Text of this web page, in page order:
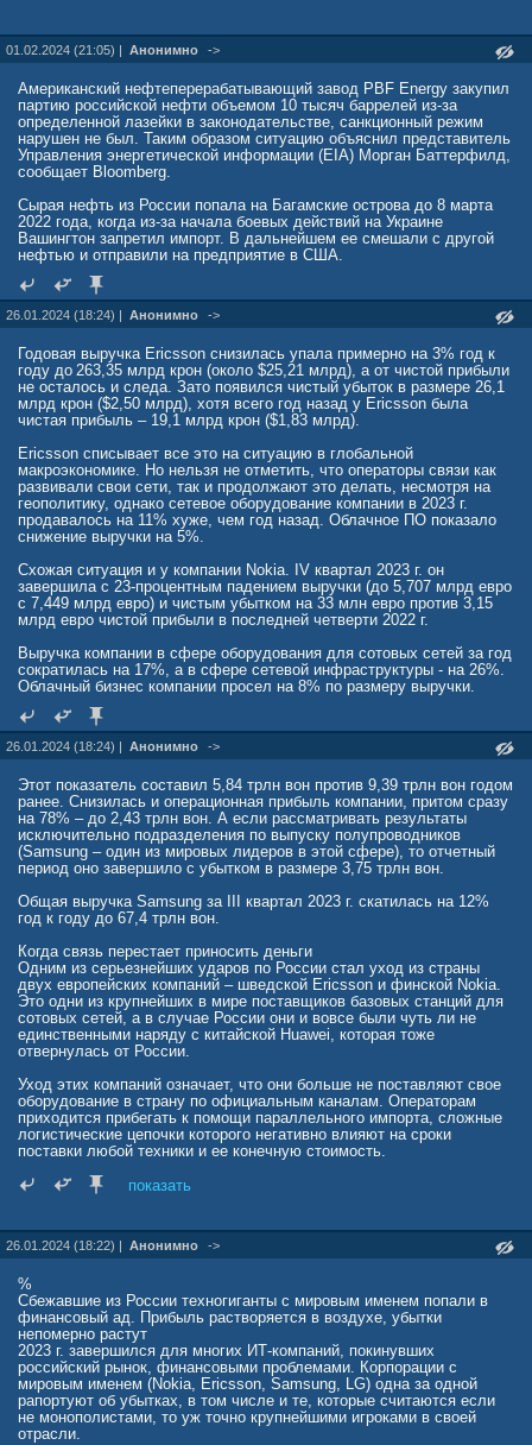
01.02.2024 (21:05) | Анонимно ->
Американский нефтеперерабатывающий завод PBF Energy закупил
партию российской нефти объемом 10 тысяч баррелей из-за
определенной лазейки в законодательстве, санкционный режим
нарушен не был. Таким образом ситуацию объяснил представитель
Управления энергетической информации (EIA) Морган Баттерфилд,
сообщает Bloomberg.
Сырая нефть из России попала на Багамские острова до 8 марта
2022 года, когда из-за начала боевых действий на Украине
Вашингтон запретил импорт. В дальнейшем ее смешали с другой
нефтью и отправили на предприятие в США.
26.01.2024 (18:24) | Анонимно ->
Годовая выручка Ericsson снизилась упала примерно на 3% год к
году до 263,35 млрд крон (около $25,21 млрд), а от чистой прибыли
не осталось и следа. Зато появился чистый убыток в размере 26,1
млрд крон ($2,50 млрд), хотя всего год назад у Ericsson была
чистая прибыль – 19,1 млрд крон ($1,83 млрд).
Ericsson списывает все это на ситуацию в глобальной
макроэкономике. Но нельзя не отметить, что операторы связи как
развивали свои сети, так и продолжают это делать, несмотря на
геополитику, однако сетевое оборудование компании в 2023 г.
продавалось на 11% хуже, чем год назад. Облачное ПО показало
снижение выручки на 5%.
Схожая ситуация и у компании Nokia. IV квартал 2023 г. он
завершила с 23-процентным падением выручки (до 5,707 млрд евро
с 7,449 млрд евро) и чистым убытком на 33 млн евро против 3,15
млрд евро чистой прибыли в последней четверти 2022 г.
Выручка компании в сфере оборудования для сотовых сетей за год
сократилась на 17%, а в сфере сетевой инфраструктуры - на 26%.
Облачный бизнес компании просел на 8% по размеру выручки.
26.01.2024 (18:24) | Анонимно ->
Этот показатель составил 5,84 трлн вон против 9,39 трлн вон годом
ранее. Снизилась и операционная прибыль компании, притом сразу
на 78% – до 2,43 трлн вон. А если рассматривать результаты
исключительно подразделения по выпуску полупроводников
(Samsung – один из мировых лидеров в этой сфере), то отчетный
период оно завершило с убытком в размере 3,75 трлн вон.
Общая выручка Samsung за III квартал 2023 г. скатилась на 12%
год к году до 67,4 трлн вон.
Когда связь перестает приносить деньги
Одним из серьезнейших ударов по России стал уход из страны
двух европейских компаний – шведской Ericsson и финской Nokia.
Это одни из крупнейших в мире поставщиков базовых станций для
сотовых сетей, а в случае России они и вовсе были чуть ли не
единственными наряду с китайской Huawei, которая тоже
отвернулась от России.
Уход этих компаний означает, что они больше не поставляют свое
оборудование в страну по официальным каналам. Операторам
приходится прибегать к помощи параллельного импорта, сложные
логистические цепочки которого негативно влияют на сроки
поставки любой техники и ее конечную стоимость.
Для Ericsson IV квартал 2023 г. завершился выручкой 71,88 млрд
отчетный период рухнула на 45% – год назад она была в пределах
6,19 млрд крон, а теперь – лишь 3,41 млрд крон ($0,33 млрд).
показать
26.01.2024 (18:22) | Анонимно ->
%
Сбежавшие из России техногиганты с мировым именем попали в
финансовый ад. Прибыль растворяется в воздухе, убытки
непомерно растут
2023 г. завершился для многих ИТ-компаний, покинувших
российский рынок, финансовыми проблемами. Корпорации с
мировым именем (Nokia, Ericsson, Samsung, LG) одна за одной
рапортуют об убытках, в том числе и те, которые считаются если
не монополистами, то уж точно крупнейшими игроками в своей
отрасли.